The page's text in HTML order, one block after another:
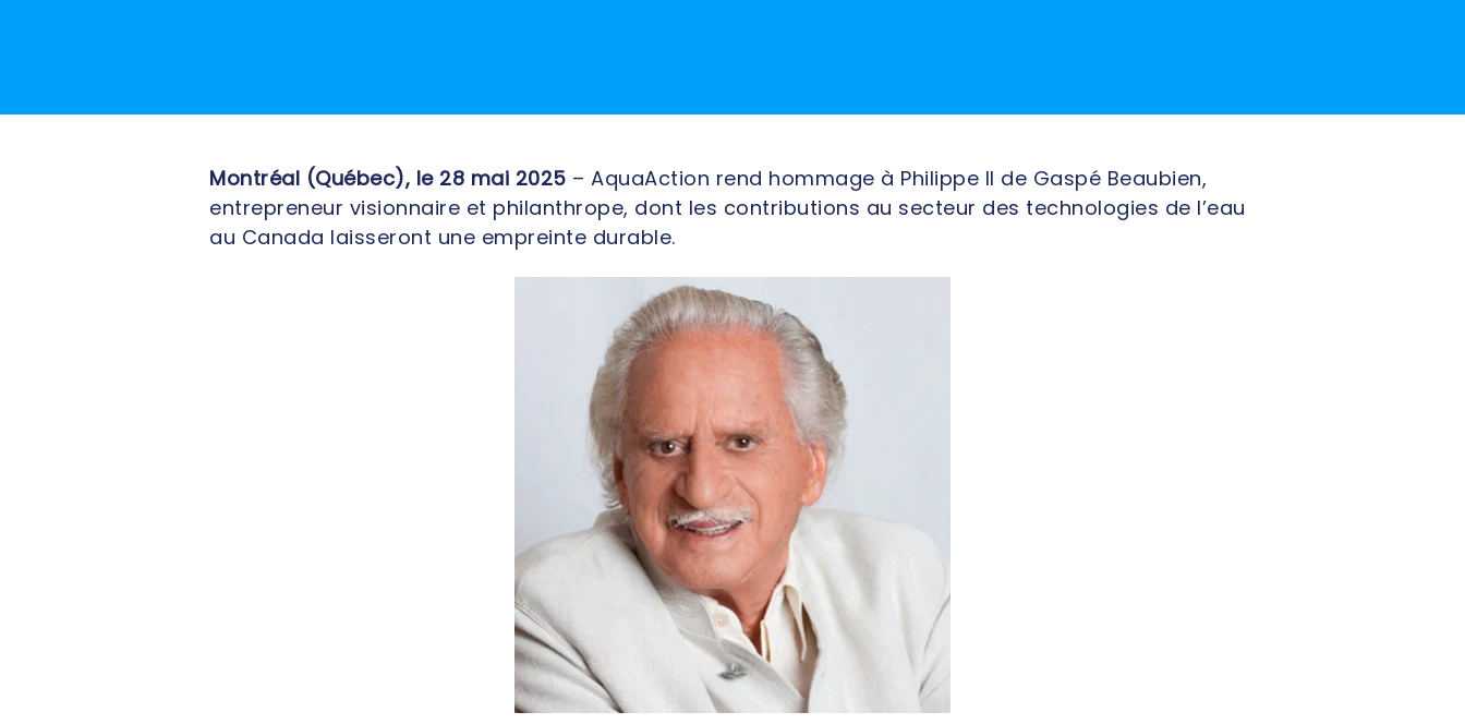
Montréal (Québec), le 28 mai 2025 – AquaAction rend hommage à Philippe II de Gaspé Beaubien,
entrepreneur visionnaire et philanthrope, dont les contributions au secteur des technologies de l’eau
au Canada laisseront une empreinte durable.